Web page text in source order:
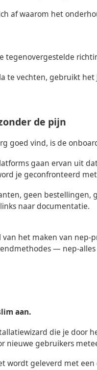
af waarom het
tegenovergestelde
te vechten, gebruikt
de pijn
goed vind, is de
gaan ervan uit
je geconfronteerd
geen bestellingen,
naar documentatie.
het maken van
— nep-
aan.
die je door
nieuwe gebruikers
wordt geleverd met